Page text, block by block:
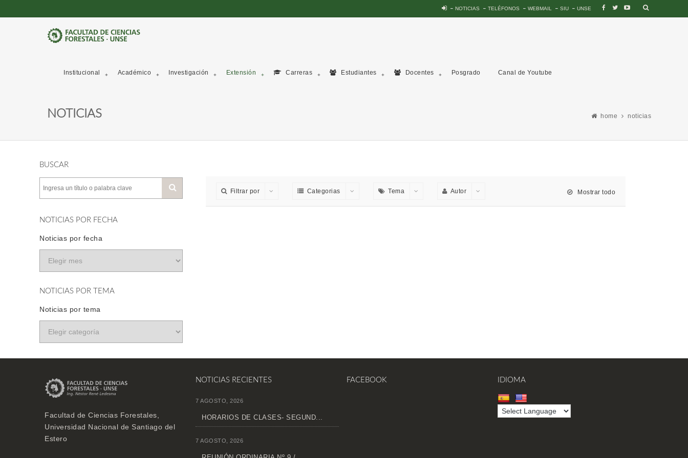
NOTICIAS TELÉFONOS WEBMAIL SIU UNSE
Institucional Académico Investigación Extensión Carreras Estudiantes Docentes Posgrado Canal de Youtube
NOTICIAS home noticias
BUSCAR
NOTICIAS POR FECHA
Noticias por fecha
NOTICIAS POR TEMA
Noticias por tema
Filtrar por Categorias Tema Autor Mostrar todo
Facultad de Ciencias Forestales,
Universidad Nacional de Santiago del
Estero
NOTICIAS RECIENTES
7 AGOSTO, 2026
HORARIOS DE CLASES- SEGUND...
7 AGOSTO, 2026
FACEBOOK IDIOMA